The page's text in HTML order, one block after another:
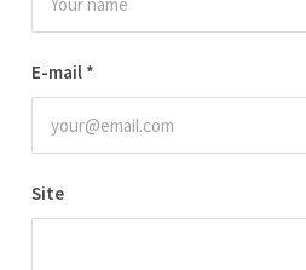
E-mail *
Site